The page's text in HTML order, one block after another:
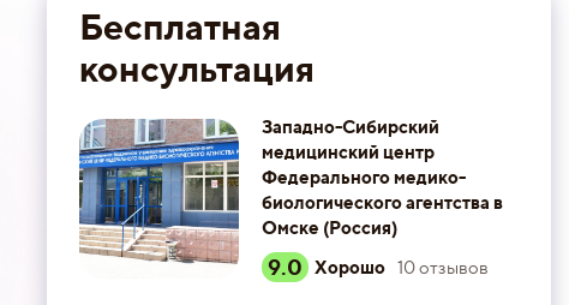
Бесплатная
консультация
Западно-Сибирский
медицинский центр
Федерального медико-
биологического агентства в
Омске (Россия)
9.0 Хорошо 10отзывов